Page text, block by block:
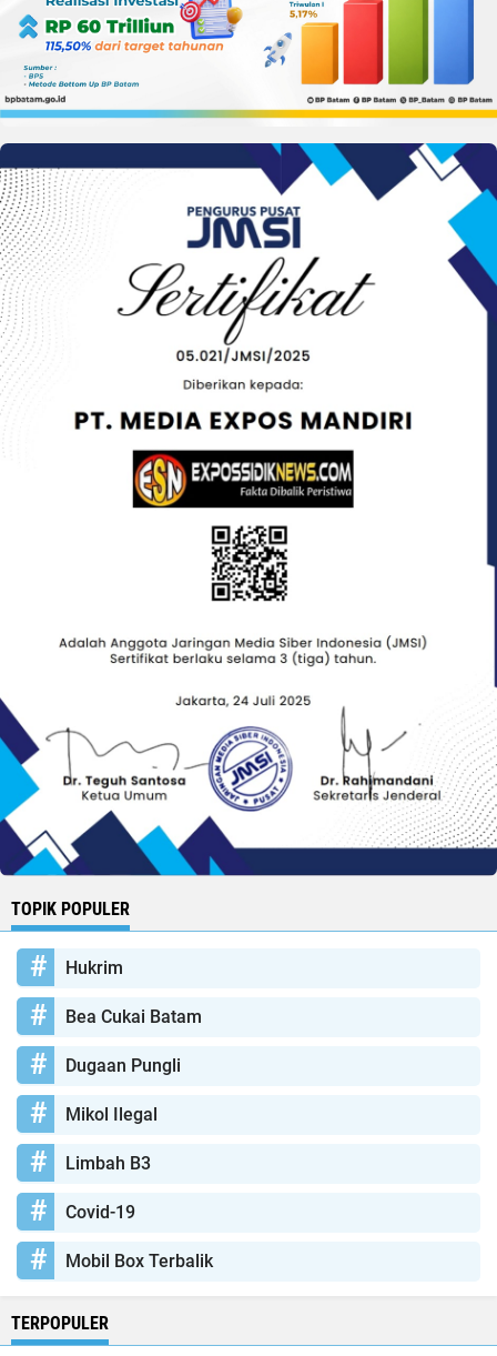
TOPIK POPULER
Hukrim
Bea Cukai Batam
Dugaan Pungli
Mikol Ilegal
Limbah B3
Covid-19
Mobil Box Terbalik
TERPOPULER